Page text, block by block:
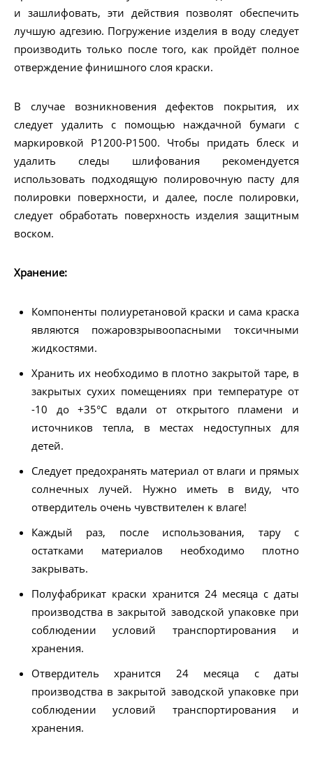
и зашлифовать, эти действия позволят обеспечить
лучшую адгезию. Погружение изделия в воду следует
производить только после того, как пройдёт полное
отверждение финишного слоя краски.
В случае возникновения дефектов покрытия, их
следует удалить с помощью наждачной бумаги с
маркировкой Р1200-Р1500. Чтобы придать блеск и
удалить следы шлифования рекомендуется
использовать подходящую полировочную пасту для
полировки поверхности, и далее, после полировки,
следует обработать поверхность изделия защитным
воском.
Хранение:
Компоненты полиуретановой краски и сама краска
являются пожаровзрывоопасными токсичными
жидкостями.
Хранить их необходимо в плотно закрытой таре, в
закрытых сухих помещениях при температуре от
-10 до +35°С вдали от открытого пламени и
источников тепла, в местах недоступных для
детей.
Следует предохранять материал от влаги и прямых
солнечных лучей. Нужно иметь в виду, что
отвердитель очень чувствителен к влаге!
Каждый раз, после использования, тару с
остатками материалов необходимо плотно
закрывать.
Полуфабрикат краски хранится 24 месяца с даты
производства в закрытой заводской упаковке при
соблюдении условий транспортирования и
хранения.
Отвердитель хранится 24 месяца с даты
производства в закрытой заводской упаковке при
соблюдении условий транспортирования и
хранения.